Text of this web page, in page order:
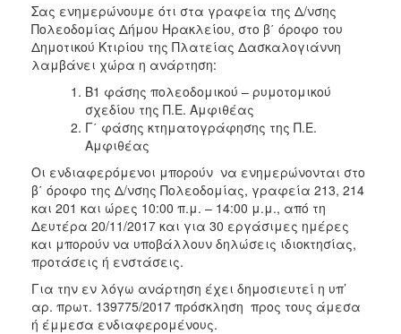
2012
2011
2010
2006
ΤΟΠΟΣ
ΠΟΛΙΤΙΣΜΟΣ
ΑΝΘΕΚΤΙΚΗ
ΠΟΛΗ
Σας ενημερώνουμε ότι στα γραφεία της Δ/νσης
Πολεοδομίας Δήμου Ηρακλείου, στο β΄ όροφο του
Δημοτικού Κτιρίου της Πλατείας Δασκαλογιάννη
λαμβάνει χώρα η ανάρτηση:
Β1 φάσης πολεοδομικού – ρυμοτομικού
σχεδίου της Π.Ε. Αμφιθέας
Γ΄ φάσης κτηματογράφησης της Π.Ε.
Αμφιθέας
Οι ενδιαφερόμενοι μπορούν να ενημερώνονται στο
β΄ όροφο της Δ/νσης Πολεοδομίας, γραφεία 213, 214
και 201 και ώρες 10:00 π.μ. – 14:00 μ.μ., από τη
Δευτέρα 20/11/2017 και για 30 εργάσιμες ημέρες
και μπορούν να υποβάλλουν δηλώσεις ιδιοκτησίας,
προτάσεις ή ενστάσεις.
Για την εν λόγω ανάρτηση έχει δημοσιευτεί η υπ’
αρ. πρωτ. 139775/2017 πρόσκληση προς τους άμεσα
ή έμμεσα ενδιαφερομένους.